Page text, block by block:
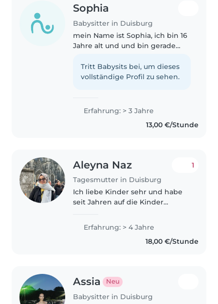
Sophia
Babysitter in Duisburg
mein Name ist Sophia, ich bin 16
Jahre alt und und bin gerade
gerne als Babysitterin arbeiten,
weil ich Kinder sehr gerne mag
Tritt Babysits bei, um dieses
vollständige Profil zu sehen.
Erfahrung: > 3 Jahre
13,00 €/Stunde
Aleyna Naz
Tagesmutter in Duisburg
1
Ich liebe Kinder sehr und habe
seit Jahren auf die Kinder
und vieler anderer Leute
aufgepasst. Außerdem ist mein
Cousin ein Kind mit besonderen
Erfahrung: > 4 Jahre
18,00 €/Stunde
Assia Neu
Babysitter in Duisburg